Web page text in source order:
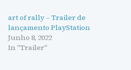
art of rally – Trailer de
lançamento PlayStation
Junho 8, 2022
In "Trailer"